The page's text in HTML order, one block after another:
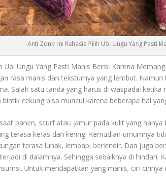
Anti Zonk! Ini Rahasia Pilih Ubi Ungu Yang Pasti
Ubi Ungu Yang Pasti Manis Berisi Karena
rasa manis dan teksturnya yang lembut.
Salah satu tanda yang harus di waspadai
bintik cekung bisa muncul karena beberapa hal
panen, scurf atau jamur pada kulit yang
terasa keras dan kering. Kemudian umumnya
terasa lunak, lembap, berlendir. Dan juga
di dalamnya. Sehingga sebaiknya di hindari.
Untuk mendapatkan yang manis, ciri-